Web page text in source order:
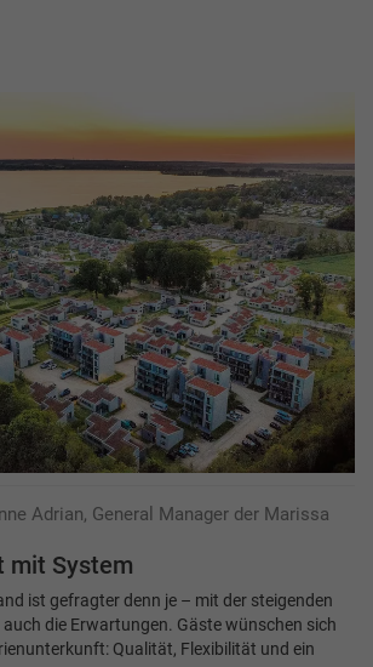
Adrian, General Manager der Marissa
mit System
ist gefragter denn je – mit der steigenden
die Erwartungen. Gäste wünschen sich
Qualität, Flexibilität und ein